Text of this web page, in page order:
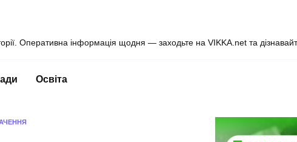
Оперативна інформація щодня — заходьте на VIKKA.net та
Освіта